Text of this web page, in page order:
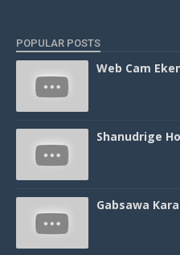
POPULAR POSTS
Web Cam
Shanudrige
Gabsawa